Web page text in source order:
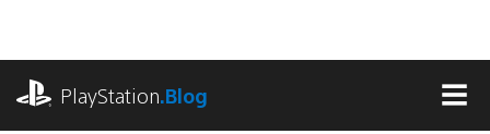
springen
PlayStation.Blog